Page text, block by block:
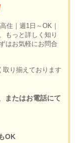
住｜週1日～OK｜
もっと詳しく知り
はお気軽にお問合
取り揃えております
またはお電話にて
OK